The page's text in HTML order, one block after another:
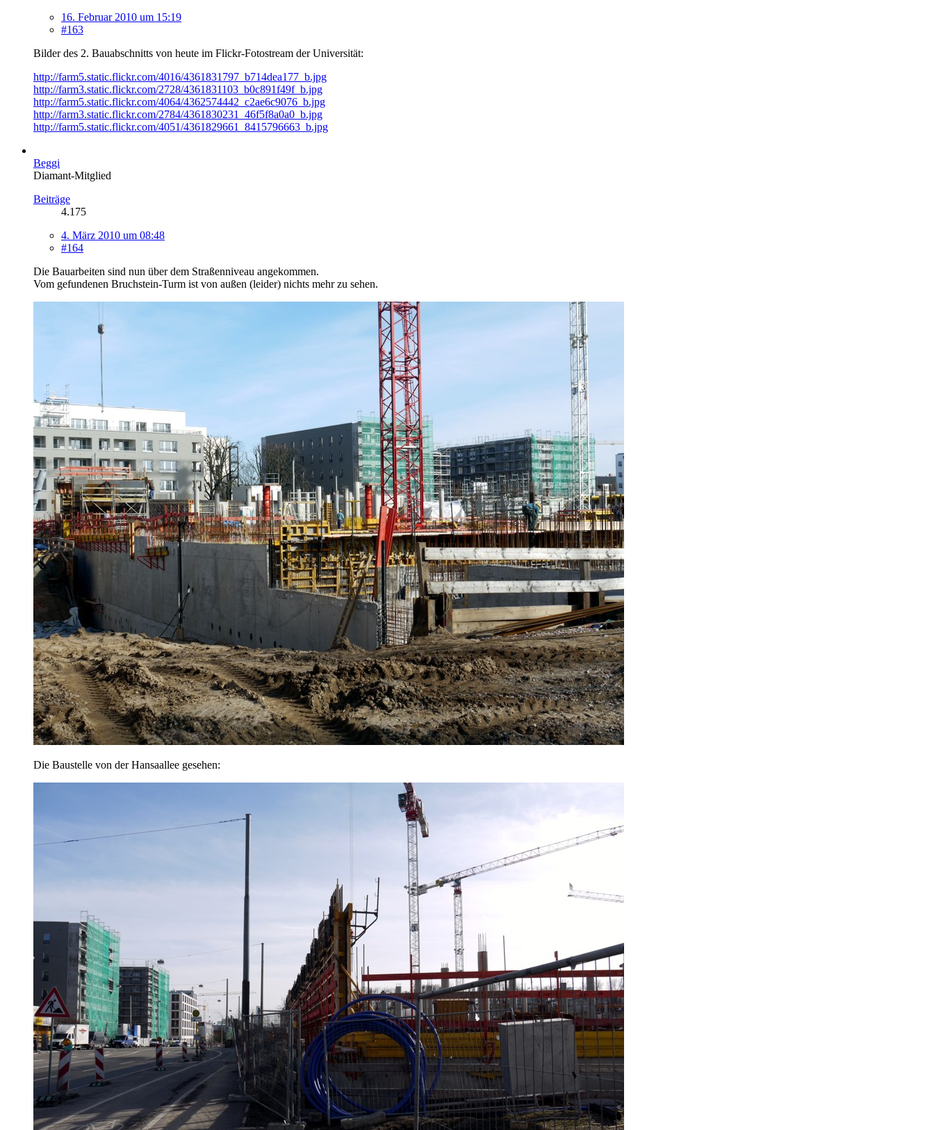
16. Februar 2010 um 15:19
#163
Bilder des 2. Bauabschnitts von heute im Flickr-Fotostream der Universität:
http://farm5.static.flickr.com/4016/4361831797_b714dea177_b.jpg
http://farm3.static.flickr.com/2728/4361831103_b0c891f49f_b.jpg
http://farm5.static.flickr.com/4064/4362574442_c2ae6c9076_b.jpg
http://farm3.static.flickr.com/2784/4361830231_46f5f8a0a0_b.jpg
http://farm5.static.flickr.com/4051/4361829661_8415796663_b.jpg
Beggi
Diamant-Mitglied
Beiträge
4.175
4. März 2010 um 08:48
#164
Die Bauarbeiten sind nun über dem Straßenniveau angekommen.
Vom gefundenen Bruchstein-Turm ist von außen (leider) nichts mehr zu sehen.
Die Baustelle von der Hansaallee gesehen: